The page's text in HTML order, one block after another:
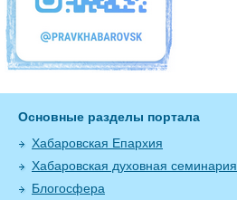
Основные разделы портала
Хабаровская Епархия
Хабаровская духовная семинария
Блогосфера